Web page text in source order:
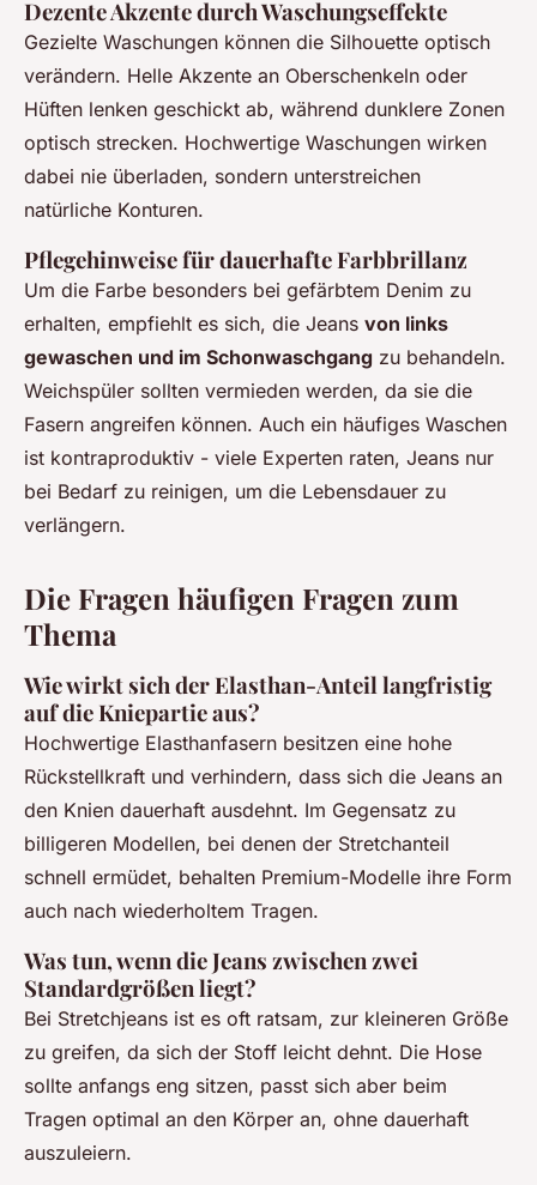
Dezente Akzente durch Waschungseffekte
Gezielte Waschungen können die Silhouette optisch
verändern. Helle Akzente an Oberschenkeln oder
Hüften lenken geschickt ab, während dunklere Zonen
optisch strecken. Hochwertige Waschungen wirken
dabei nie überladen, sondern unterstreichen
natürliche Konturen.
Pflegehinweise für dauerhafte Farbbrillanz
Um die Farbe besonders bei gefärbtem Denim zu
erhalten, empfiehlt es sich, die Jeans von links
gewaschen und im Schonwaschgang zu behandeln.
Weichspüler sollten vermieden werden, da sie die
Fasern angreifen können. Auch ein häufiges Waschen
ist kontraproduktiv - viele Experten raten, Jeans nur
bei Bedarf zu reinigen, um die Lebensdauer zu
verlängern.
Die Fragen häufigen Fragen zum
Thema
Wie wirkt sich der Elasthan-Anteil langfristig
auf die Kniepartie aus?
Hochwertige Elasthanfasern besitzen eine hohe
Rückstellkraft und verhindern, dass sich die Jeans an
den Knien dauerhaft ausdehnt. Im Gegensatz zu
billigeren Modellen, bei denen der Stretchanteil
schnell ermüdet, behalten Premium-Modelle ihre Form
auch nach wiederholtem Tragen.
Was tun, wenn die Jeans zwischen zwei
Standardgrößen liegt?
Bei Stretchjeans ist es oft ratsam, zur kleineren Größe
zu greifen, da sich der Stoff leicht dehnt. Die Hose
sollte anfangs eng sitzen, passt sich aber beim
Tragen optimal an den Körper an, ohne dauerhaft
auszuleiern.